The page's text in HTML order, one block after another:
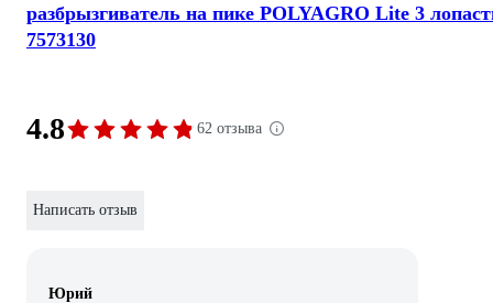
разбрызгиватель на пике POLYAGRO Lite 3
7573130
4.8 62 отзыва
Написать отзыв
Юрий